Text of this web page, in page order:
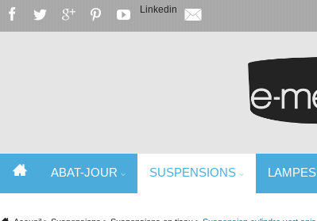
SPÉCIALISTE DE L'ABAT-JOUR ET DU LUMINAIRE
ABAT-JOUR SUSPENSIONS LAMPES
Linkedin